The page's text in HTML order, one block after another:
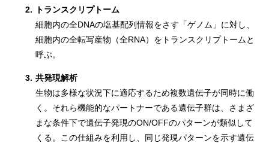
2.
トランスクリプトーム
細胞内の全DNAの塩基配列情報をさす「ゲノム」に対し、
細胞内の全転写産物（全RNA）をトランスクリプトームと
呼ぶ。
3. 共発現解析
生物は多様な状況下に適応するため複数遺伝子が同時に働
く。それら機能的なパートナーである遺伝子群は、さまざ
まな条件下で遺伝子発現のON/OFFのパターンが類似して
くる。この仕組みを利用し、同じ発現パターンを示す遺伝